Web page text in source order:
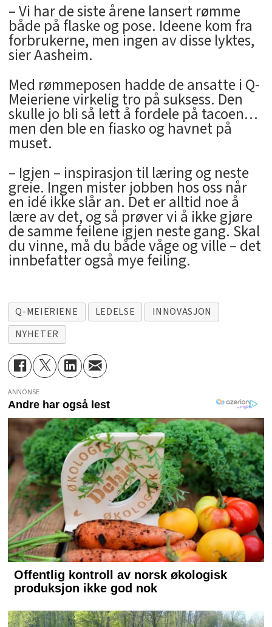
– Vi har de siste årene lansert rømme
både på flaske og pose. Ideene kom fra
forbrukerne, men ingen av disse lyktes,
sier Aasheim.
Med rømmeposen hadde de ansatte i Q-
Meieriene virkelig tro på suksess. Den
skulle jo bli så lett å fordele på tacoen…
men den ble en fiasko og havnet på
muset.
– Igjen – inspirasjon til læring og neste
greie. Ingen mister jobben hos oss når
en idé ikke slår an. Det er alltid noe å
lære av det, og så prøver vi å ikke gjøre
de samme feilene igjen neste gang. Skal
du vinne, må du både våge og ville – det
innbefatter også mye feiling.
Q-MEIERIENE LEDELSE
INNOVASJON
NYHETER
ANNONSE